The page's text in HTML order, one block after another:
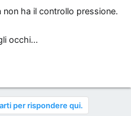
ha il controllo pressione.
occhi...
per rispondere qui.